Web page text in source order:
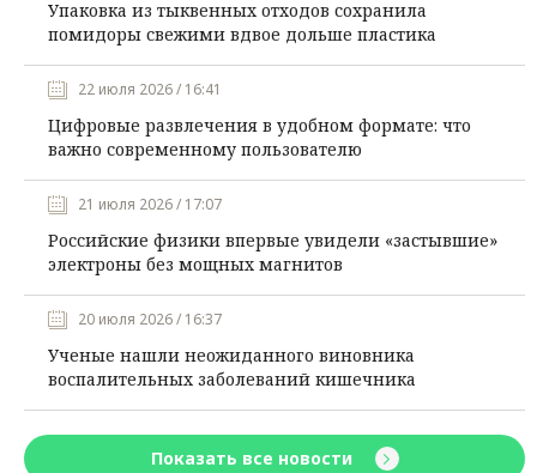
Упаковка из тыквенных отходов сохранила
помидоры свежими вдвое дольше пластика
22 июля 2026 / 16:41
Цифровые развлечения в удобном формате: что
важно современному пользователю
21 июля 2026 / 17:07
Российские физики впервые увидели «застывшие»
электроны без мощных магнитов
20 июля 2026 / 16:37
Ученые нашли неожиданного виновника
воспалительных заболеваний кишечника
Показать все новости